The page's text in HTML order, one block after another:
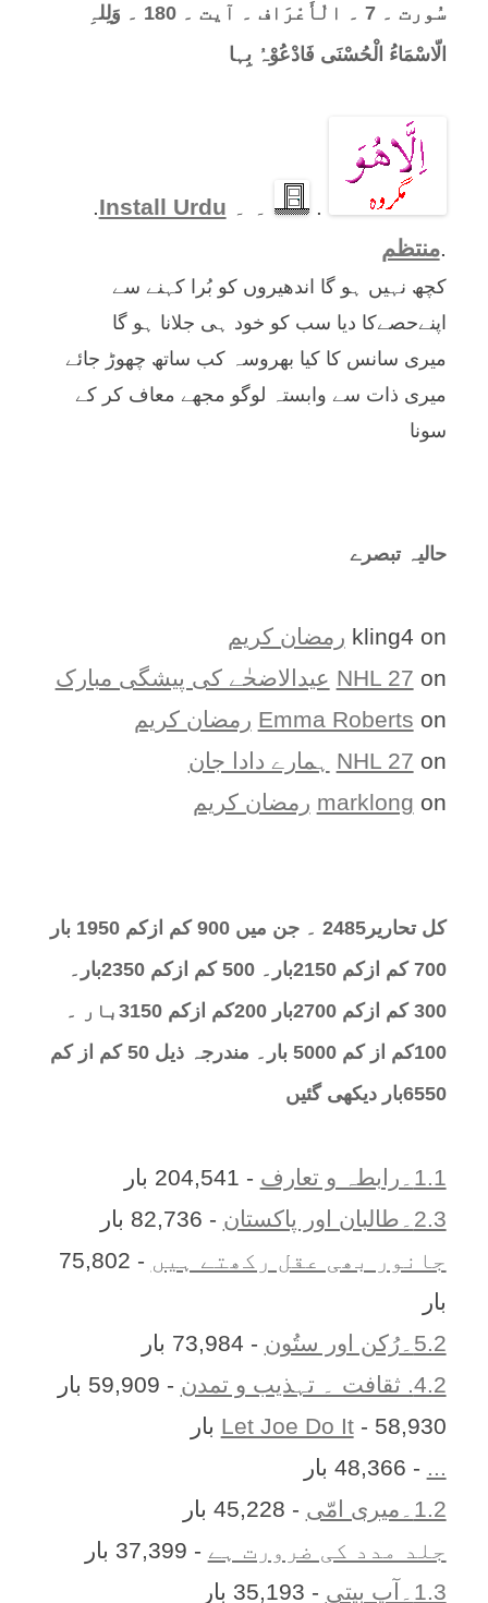
سُورت ۔ 7 ۔ الْأَعْرَاف ۔ آیت ۔ 180 ۔ وَلِلہِ
الّاسْمَاءُ الْحُسْنَی فَادْعُوْہُ بِہا
. ۔ ۔ Install Urdu
.
.منتظم
کچھ نہیں ہو گا اندھیروں کو بُرا کہنے سے
اپنےحصےکا دیا سب کو خود ہی جلانا ہو گا
میری سانس کا کیا بھروسہ کب ساتھ چھوڑ جائے
میری ذات سے وابستہ لوگو مجھے معاف کر کے
سونا
حالیہ تبصرے
kling4 on
رمضان کریم
NHL 27 on
عیدالاضحٰے کی پیشگی مبارک
Emma Roberts on
رمضان کریم
NHL 27 on
ہمارے دادا جان
marklong on رمضان کریم
کل تحارير2485 ۔ جن میں 900 کم ازکم 1950 بار
700 کم ازکم 2150بار۔ 500 کم ازکم 2350بار۔
300 کم ازکم 2700بار 200کم ازکم 3150بار ۔
100کم از کم 5000 بار۔ مندرجہ ذیل 50 کم از کم
6550بار دیکھی گئیں
1.1۔رابطہ و تعارف
- 204,541 بار
2.3۔طالبان اور پاکستان
- 82,736 بار
جانور بھی عقل رکھتے ہیں
- 75,802
بار
5.2۔رُکن اور ستُون
- 73,984 بار
4.2. ثقافت ۔ تہذیب و تمدن
- 59,909 بار
Let Joe Do It- 58,930 بار
- 48,366 بار
1.2۔میری امّی
- 45,228 بار
جلد مدد کی ضرورت ہے - 37,399 بار
1.3۔آپ بیتی
- 35,193 بار